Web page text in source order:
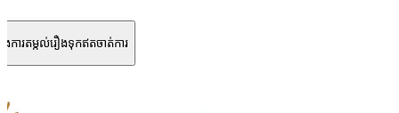
ការតម្កល់រឿងទុកឥតចាត់ការ